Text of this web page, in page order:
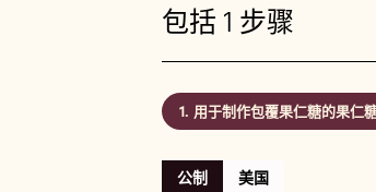
包括 1 步骤
用于制作包覆果仁糖的果仁
公制 美国